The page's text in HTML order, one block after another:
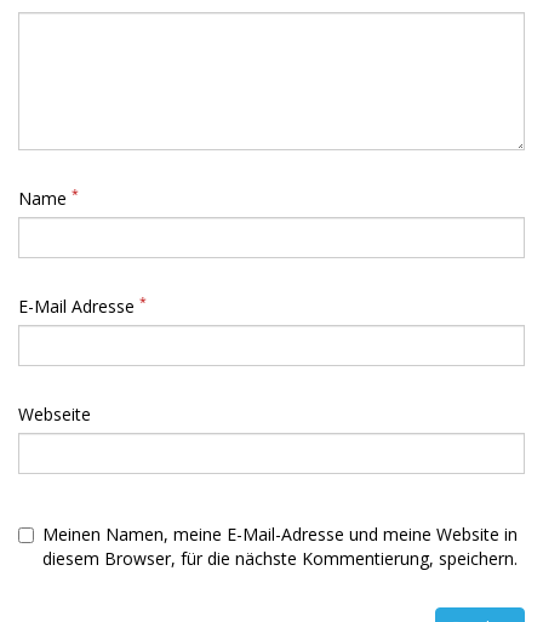
Name *
E-Mail Adresse *
Webseite
Meinen Namen, meine E-Mail-Adresse und meine Website in
diesem Browser, für die nächste Kommentierung, speichern.